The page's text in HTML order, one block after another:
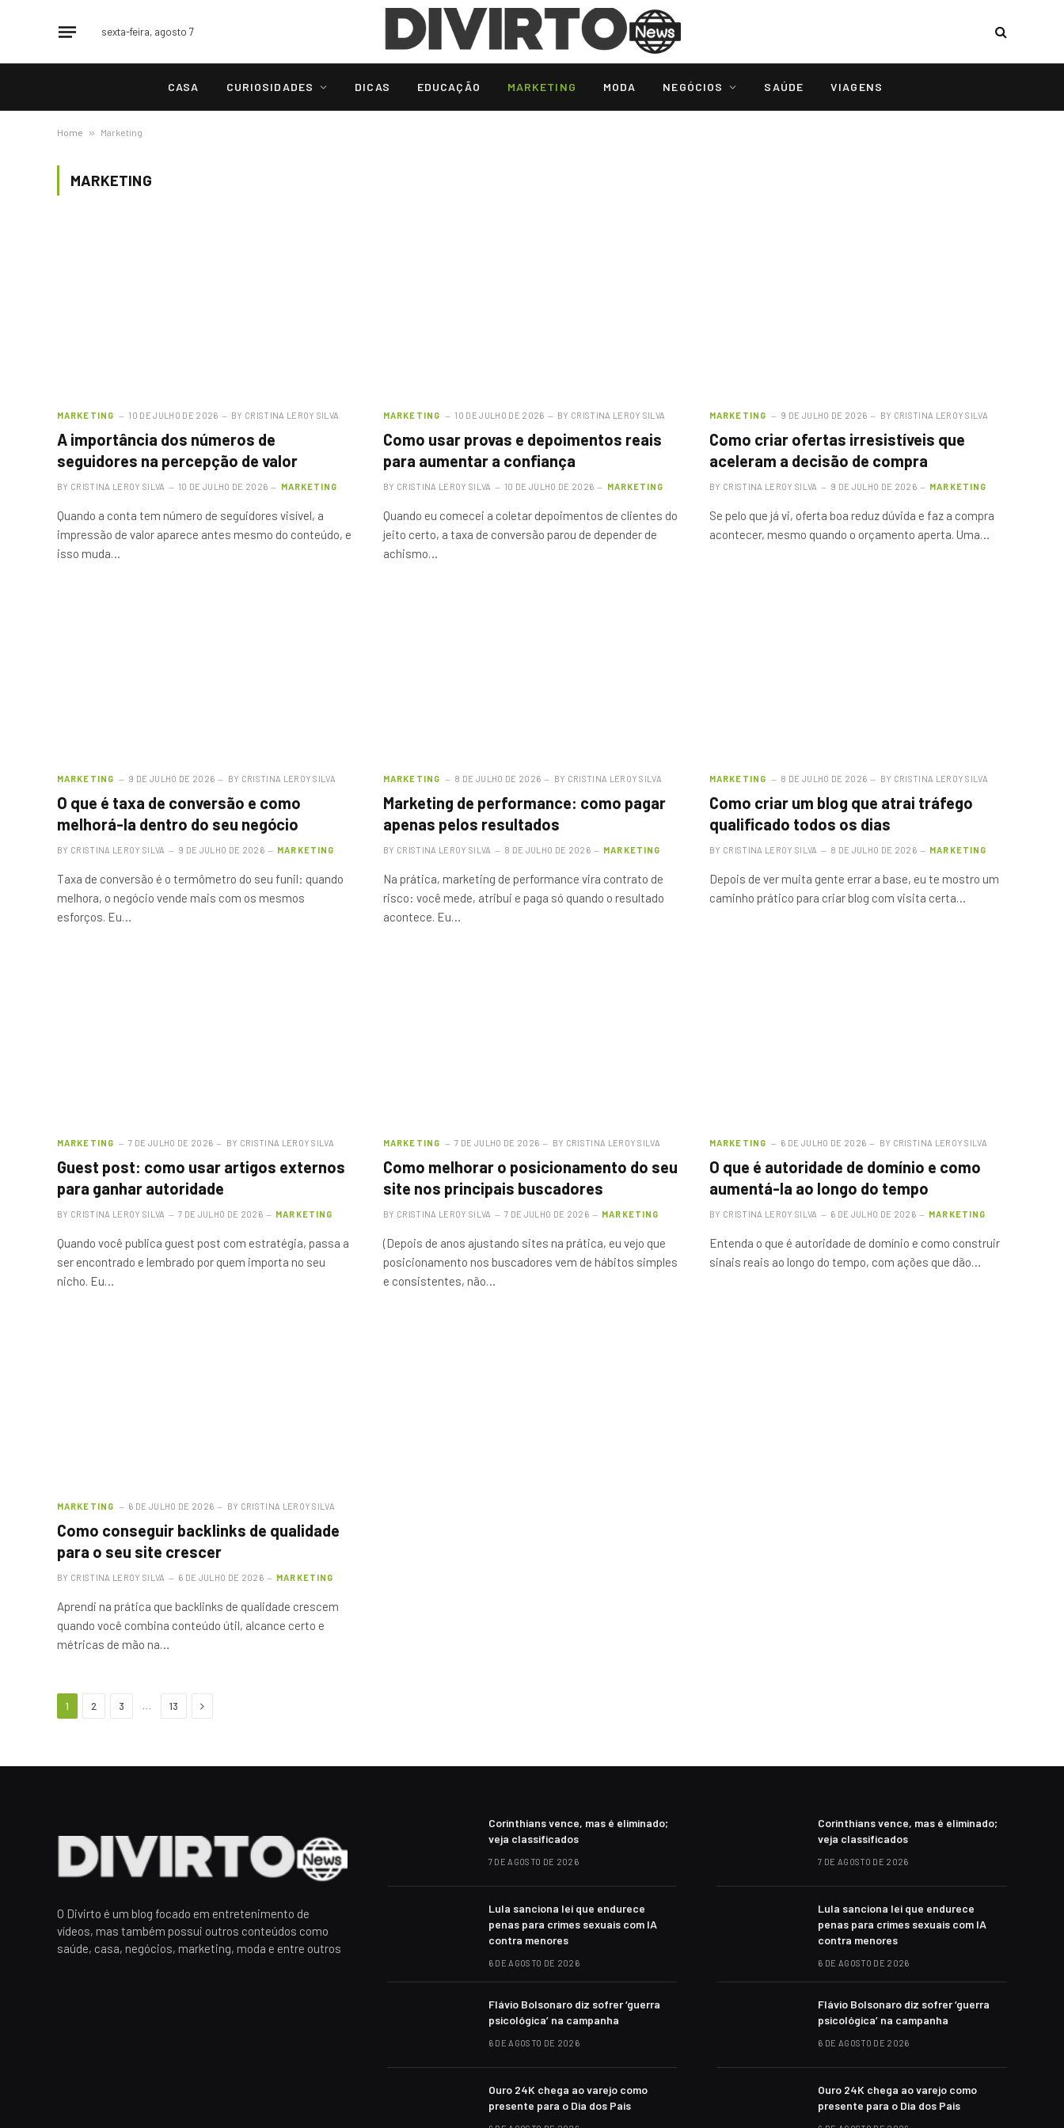
sexta-feira, agosto 7
CASA CURIOSIDADES DICAS EDUCAÇÃO MARKETING MODA NEGÓCIOS SAÚDE VIAGENS
Home » Marketing
MARKETING
MARKETING 10 DE JULHO DE 2026 BY CRISTINA LEROY SILVA
A importância dos números de
seguidores na percepção de valor
BY CRISTINA LEROY SILVA 10 DE JULHO DE 2026 MARKETING
Quando a conta tem número de seguidores visível, a
impressão de valor aparece antes mesmo do conteúdo, e
isso muda…
MARKETING 10 DE JULHO DE 2026 BY CRISTINA LEROY SILVA
Como usar provas e depoimentos reais
para aumentar a confiança
BY CRISTINA LEROY SILVA 10 DE JULHO DE 2026 MARKETING
Quando eu comecei a coletar depoimentos de clientes do
jeito certo, a taxa de conversão parou de depender de
achismo…
MARKETING 9 DE JULHO DE 2026 BY CRISTINA LEROY SILVA
Como criar ofertas irresistíveis que
aceleram a decisão de compra
BY CRISTINA LEROY SILVA 9 DE JULHO DE 2026 MARKETING
Se pelo que já vi, oferta boa reduz dúvida e faz a compra
acontecer, mesmo quando o orçamento aperta. Uma…
MARKETING 9 DE JULHO DE 2026 BY CRISTINA LEROY SILVA
O que é taxa de conversão e como
melhorá-la dentro do seu negócio
BY CRISTINA LEROY SILVA 9 DE JULHO DE 2026 MARKETING
Taxa de conversão é o termômetro do seu funil: quando
melhora, o negócio vende mais com os mesmos
esforços. Eu…
MARKETING 8 DE JULHO DE 2026 BY CRISTINA LEROY SILVA
Marketing de performance: como pagar
apenas pelos resultados
BY CRISTINA LEROY SILVA 8 DE JULHO DE 2026 MARKETING
Na prática, marketing de performance vira contrato de
risco: você mede, atribui e paga só quando o resultado
acontece. Eu…
MARKETING 8 DE JULHO DE 2026 BY CRISTINA LEROY SILVA
Como criar um blog que atrai tráfego
qualificado todos os dias
BY CRISTINA LEROY SILVA 8 DE JULHO DE 2026 MARKETING
Depois de ver muita gente errar a base, eu te mostro um
caminho prático para criar blog com visita certa…
MARKETING 7 DE JULHO DE 2026 BY CRISTINA LEROY SILVA
Guest post: como usar artigos externos
para ganhar autoridade
BY CRISTINA LEROY SILVA 7 DE JULHO DE 2026 MARKETING
Quando você publica guest post com estratégia, passa a
ser encontrado e lembrado por quem importa no seu
nicho. Eu…
MARKETING 7 DE JULHO DE 2026 BY CRISTINA LEROY SILVA
Como melhorar o posicionamento do seu
site nos principais buscadores
BY CRISTINA LEROY SILVA 7 DE JULHO DE 2026 MARKETING
(Depois de anos ajustando sites na prática, eu vejo que
posicionamento nos buscadores vem de hábitos simples
e consistentes, não…
MARKETING 6 DE JULHO DE 2026 BY CRISTINA LEROY SILVA
O que é autoridade de domínio e como
aumentá-la ao longo do tempo
BY CRISTINA LEROY SILVA 6 DE JULHO DE 2026 MARKETING
Entenda o que é autoridade de domínio e como construir
sinais reais ao longo do tempo, com ações que dão…
MARKETING 6 DE JULHO DE 2026 BY CRISTINA LEROY SILVA
Como conseguir backlinks de qualidade
para o seu site crescer
BY CRISTINA LEROY SILVA 6 DE JULHO DE 2026 MARKETING
Aprendi na prática que backlinks de qualidade crescem
quando você combina conteúdo útil, alcance certo e
métricas de mão na…
1 2 3 13 Next
O Divirto é um blog focado em entretenimento de
vídeos, mas também possui outros conteúdos como
saúde, casa, negócios, marketing, moda e entre outros
Corinthians vence, mas é eliminado;
veja classificados
7 DE AGOSTO DE 2026
Lula sanciona lei que endurece
penas para crimes sexuais com IA
contra menores
6 DE AGOSTO DE 2026
Flávio Bolsonaro diz sofrer ‘guerra
psicológica’ na campanha
6 DE AGOSTO DE 2026
Ouro 24K chega ao varejo como
presente para o Dia dos Pais
Corinthians vence, mas é eliminado;
veja classificados
7 DE AGOSTO DE 2026
Lula sanciona lei que endurece
penas para crimes sexuais com IA
contra menores
6 DE AGOSTO DE 2026
Flávio Bolsonaro diz sofrer ‘guerra
psicológica’ na campanha
6 DE AGOSTO DE 2026
Ouro 24K chega ao varejo como
presente para o Dia dos Pais